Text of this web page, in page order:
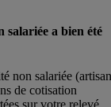
salariée a bien été
non salariée
de cotisation